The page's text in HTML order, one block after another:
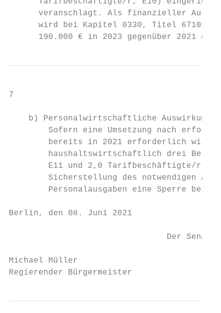
veranschlagt. Als finanzieller
wird bei Kapitel 0330, Titel 67101,
190.000 € in 2023 gegenüber 2021
7
b) Personalwirtschaftliche
Sofern eine Umsetzung nach
bereits in 2021 erforderlich
haushaltswirtschaftlich drei
E11 und 2,0 Tarifbeschäftigte/r,
Sicherstellung des notwendigen
Personalausgaben eine Sperre bei
Berlin, den 08. Juni 2021
Der Senat
Michael Müller
Regierender Bürgermeister